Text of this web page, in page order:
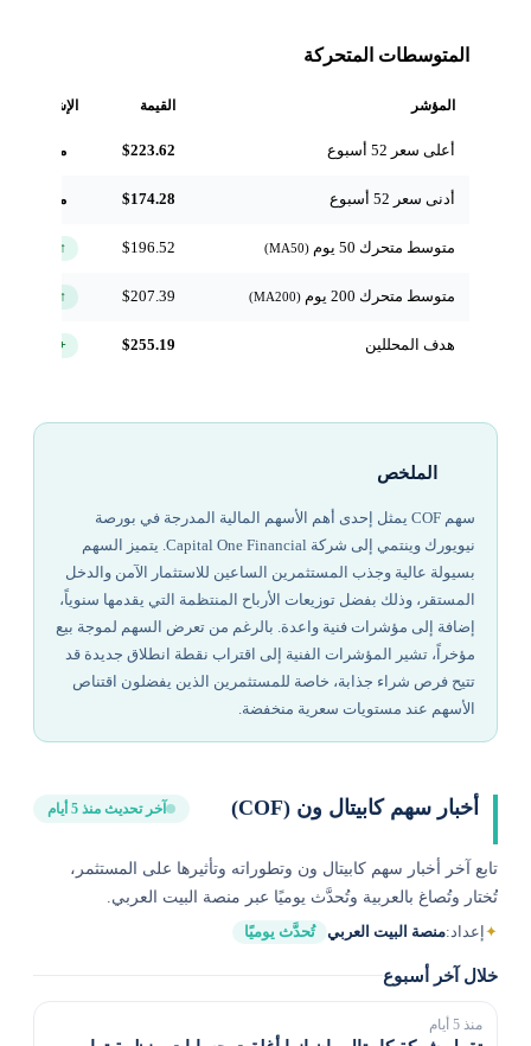
المتوسطات المتحركة
المؤشر القيمة الإشارة
أعلى سعر 52 أسبوع $223.62 مرجعي
أدنى سعر 52 أسبوع $174.28 مرجعي
متوسط متحرك 50 يوم $196.52 ↑ فوق
متوسط متحرك 200 يوم $207.39 ↑ فوق
هدف المحللين $255.19
+16.0%
الملخص
سهم COF يمثل إحدى أهم الأسهم المالية المدرجة في بورصة
نيويورك وينتمي إلى شركة Capital One Financial. يتميز السهم
بسيولة عالية وجذب المستثمرين الساعين للاستثمار الآمن والدخل
المستقر، وذلك بفضل توزيعات الأرباح المنتظمة التي يقدمها سنوياً،
إضافة إلى مؤشرات فنية واعدة. بالرغم من تعرض السهم لموجة بيع
مؤخراً، تشير المؤشرات الفنية إلى اقتراب نقطة انطلاق جديدة قد
تتيح فرص شراء جذابة، خاصة للمستثمرين الذين يفضلون اقتناص
الأسهم عند مستويات سعرية منخفضة.
أخبار سهم كابيتال ون (COF) آخر تحديث منذ 5 أيام
تابع آخر أخبار سهم كابيتال ون وتطوراته وتأثيرها على المستثمر،
تُختار وتُصاغ بالعربية وتُحدَّث يوميًا عبر منصة البيت العربي.
✦إعداد: منصة البيت العربي تُحدَّث يوميًا
خلال آخر أسبوع
منذ 5 أيام